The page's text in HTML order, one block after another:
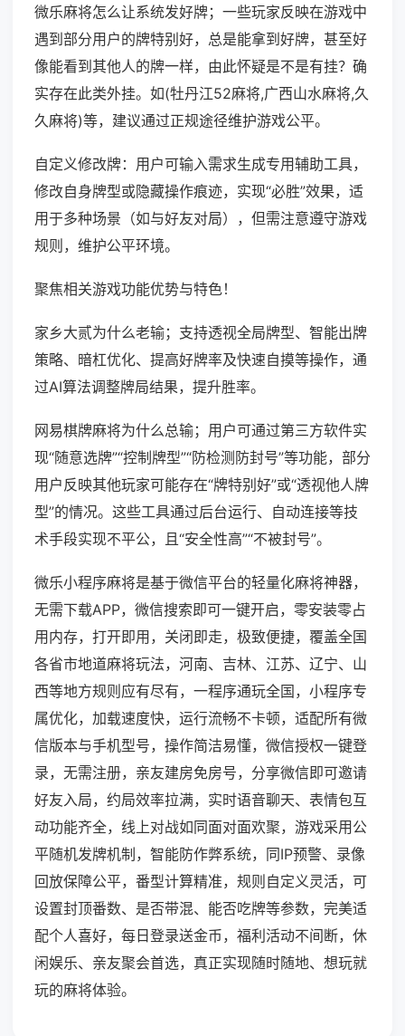
微乐麻将怎么让系统发好牌；一些玩家反映在游戏中
遇到部分用户的牌特别好，总是能拿到好牌，甚至好
像能看到其他人的牌一样，由此怀疑是不是有挂？确
实存在此类外挂。如(牡丹江52麻将,广西山水麻将,久
久麻将)等，建议通过正规途径维护游戏公平。
自定义修改牌：用户可输入需求生成专用辅助工具，
修改自身牌型或隐藏操作痕迹，实现“必胜”效果，适
用于多种场景（如与好友对局），但需注意遵守游戏
规则，维护公平环境。
聚焦相关游戏功能优势与特色！
家乡大贰为什么老输；支持透视全局牌型、智能出牌
策略、暗杠优化、提高好牌率及快速自摸等操作，通
过AI算法调整牌局结果，提升胜率。
网易棋牌麻将为什么总输；用户可通过第三方软件实
现“随意选牌”“控制牌型”“防检测防封号”等功能，部分
用户反映其他玩家可能存在“牌特别好”或“透视他人牌
型”的情况。这些工具通过后台运行、自动连接等技
术手段实现不平公，且“安全性高”“不被封号”。
微乐小程序麻将是基于微信平台的轻量化麻将神器，
无需下载APP，微信搜索即可一键开启，零安装零占
用内存，打开即用，关闭即走，极致便捷，覆盖全国
各省市地道麻将玩法，河南、吉林、江苏、辽宁、山
西等地方规则应有尽有，一程序通玩全国，小程序专
属优化，加载速度快，运行流畅不卡顿，适配所有微
信版本与手机型号，操作简洁易懂，微信授权一键登
录，无需注册，亲友建房免房号，分享微信即可邀请
好友入局，约局效率拉满，实时语音聊天、表情包互
动功能齐全，线上对战如同面对面欢聚，游戏采用公
平随机发牌机制，智能防作弊系统，同IP预警、录像
回放保障公平，番型计算精准，规则自定义灵活，可
设置封顶番数、是否带混、能否吃牌等参数，完美适
配个人喜好，每日登录送金币，福利活动不间断，休
闲娱乐、亲友聚会首选，真正实现随时随地、想玩就
玩的麻将体验。